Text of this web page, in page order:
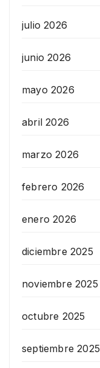
julio 2026
junio 2026
mayo 2026
abril 2026
marzo 2026
febrero 2026
enero 2026
diciembre 2025
noviembre 2025
octubre 2025
septiembre 2025